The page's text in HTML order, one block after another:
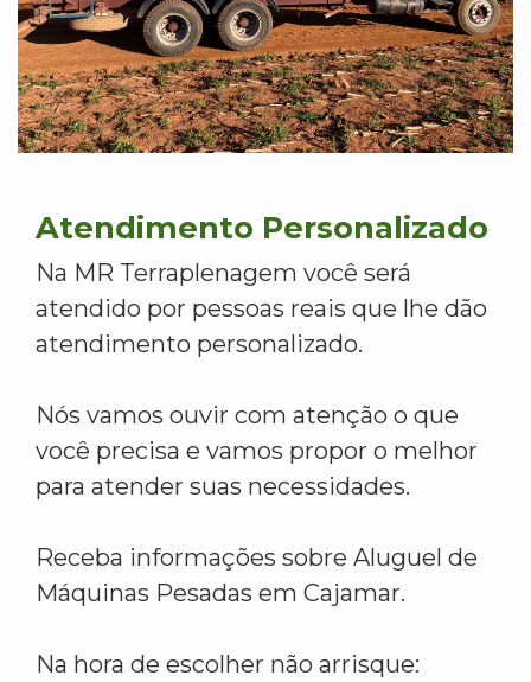
Atendimento Personalizado
Na MR Terraplenagem você será
atendido por pessoas reais que lhe dão
atendimento personalizado.
Nós vamos ouvir com atenção o que
você precisa e vamos propor o melhor
para atender suas necessidades.
Receba informações sobre Aluguel de
Máquinas Pesadas em Cajamar.
Na hora de escolher não arrisque: